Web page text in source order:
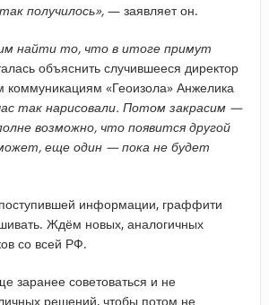
получилось»,— заявляет он.
найти то, что в итоге примут
объяснить случившееся директор
коммуникациям «Геоизола» Анжелика
так нарисовали. Потом закрасим —
возможно, что появится другой
еще один — пока не будет
информации, граффити
Ждём новых, аналогичных
со всей РФ.
заранее советоваться и не
решений, чтобы потом не